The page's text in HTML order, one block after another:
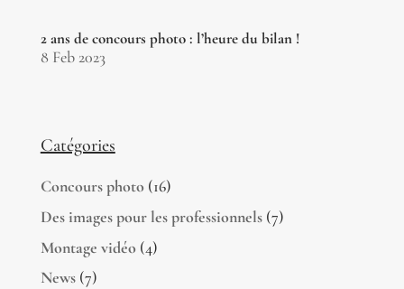
2 ans de concours photo : l’heure du bilan !
8 Feb 2023
Catégories
Concours photo(16)
Des images pour les professionnels(7)
Montage vidéo(4)
News(7)